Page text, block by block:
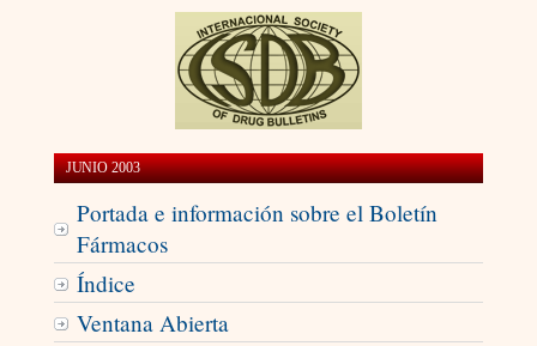
JUNIO 2003
Portada e información sobre el Boletín
Fármacos
Índice
Ventana Abierta